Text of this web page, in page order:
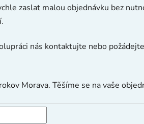
zaslat malou objednávku bez
nás kontaktujte nebo
Morava. Těšíme se na vaše